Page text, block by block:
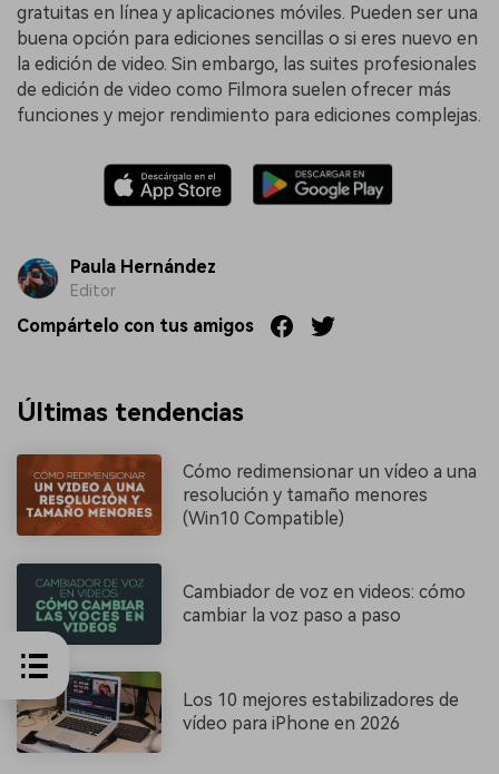
gratuitas en línea y aplicaciones móviles. Pueden ser una
buena opción para ediciones sencillas o si eres nuevo en
la edición de video. Sin embargo, las suites profesionales
de edición de video como Filmora suelen ofrecer más
funciones y mejor rendimiento para ediciones complejas.
Paula Hernández
Editor
Compártelo con tus amigos
Últimas tendencias
Cómo redimensionar un vídeo a una
resolución y tamaño menores
(Win10 Compatible)
Cambiador de voz en videos: cómo
cambiar la voz paso a paso
Los 10 mejores estabilizadores de
vídeo para iPhone en 2026